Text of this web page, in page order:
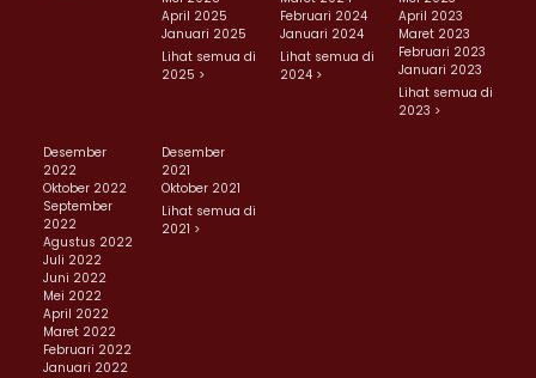
April 2025
Januari 2025
Lihat semua di
2025 >
Februari 2024
Januari 2024
Lihat semua di
2024 >
April 2023
Maret 2023
Februari 2023
Januari 2023
Lihat semua di
2023 >
Desember
2022
Oktober 2022
September
2022
Agustus 2022
Juli 2022
Juni 2022
Mei 2022
April 2022
Maret 2022
Februari 2022
Januari 2022
Desember
2021
Oktober 2021
Lihat semua di
2021 >